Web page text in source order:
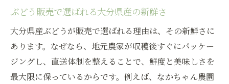
贈答用に最適なぶどうパッケージの選び方
贈答用ぶどう販売のための理想的なパッケ
ージ基準
大分県産ぶどうギフトに喜ばれる包装デザ
イン
ぶどう販売で選ばれる大分県産の新鮮さ
大分県産ぶどうが販売で選ばれる理由は、その新鮮さに
あります。なぜなら、地元農家が収穫後すぐにパッケー
ジングし、直送体制を整えることで、鮮度と美味しさを
最大限に保っているからです。例えば、なかちゃん農園